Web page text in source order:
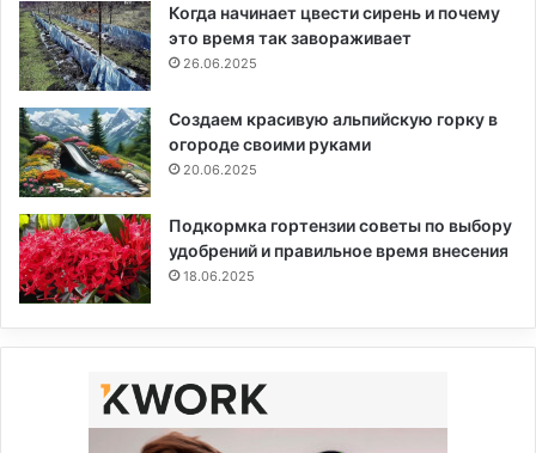
Когда начинает цвести сирень и почему
это время так завораживает
26.06.2025
Создаем красивую альпийскую горку в
огороде своими руками
20.06.2025
Подкормка гортензии советы по выбору
удобрений и правильное время внесения
18.06.2025